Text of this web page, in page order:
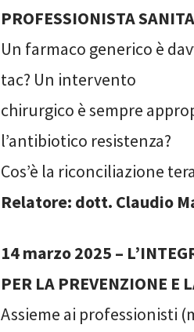
PROFESSIONISTA
Un farmaco generico è
tac? Un intervento
chirurgico è sempre
l’antibiotico resistenza?
Cos’è la riconciliazione
Relatore: dott. Claudio
14 marzo 2025 –
PER LA PREVENZIONE E
Assieme ai professionisti